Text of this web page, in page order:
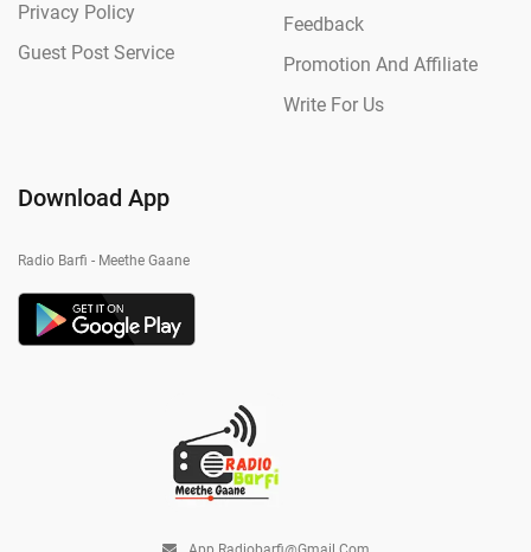
Privacy Policy
Guest Post Service
Feedback
Promotion And Affiliate
Write For Us
Download App
Radio Barfi - Meethe Gaane